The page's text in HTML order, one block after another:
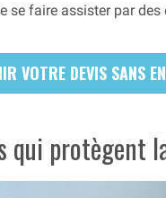
se faire assister par
VOTRE DEVIS SANS
qui protègent